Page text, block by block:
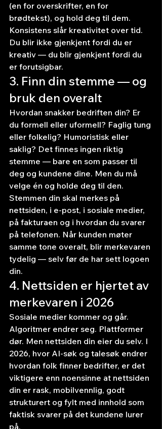
(en for overskrifter, en for
brødtekst), og hold deg til dem.
Konsistens slår kreativitet over tid.
Du blir ikke gjenkjent fordi du er
kreativ — du blir gjenkjent fordi du
er forutsigbar.
3. Finn din stemme — og
bruk den overalt
Hvordan snakker bedriften din? Er
du formell eller uformell? Faglig tung
eller folkelig? Humoristisk eller
saklig? Det finnes ingen riktig
stemme — bare en som passer til
deg og kundene dine. Men du må
velge én og holde deg til den.
Stemmen din skal merkes på
nettsiden, i e-post, i sosiale medier,
på fakturaen og i hvordan du svarer
på telefonen. Når kunden møter
samme tone overalt, blir merkevaren
tydelig — selv før de har sett logoen
din.
4. Nettsiden er hjertet av
merkevaren i 2026
Sosiale medier kommer og går.
Algoritmer endrer seg. Plattformer
dør. Men nettsiden din eier du selv. I
2026, hvor AI-søk og talesøk endrer
hvordan folk finner bedrifter, er det
viktigere enn noensinne at nettsiden
din er rask, mobilvennlig, godt
strukturert og fylt med innhold som
faktisk svarer på det kundene lurer
på.